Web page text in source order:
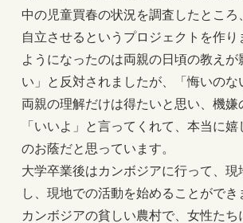
中の児童買春の状況を調査したとこ
自立させるというプロジェクトを作
ようになったのは両親の日頃の教え
い」と反対されましたが、「悔いの
両親の理解だけは得たいと思い、機
「いいよ」と言ってくれて、本当に
のお蔭だと思っています。
大学卒業後はカンボジアに行って、
し、現地での活動を始めることがで
カンボジアの貧しい農村で、女性た